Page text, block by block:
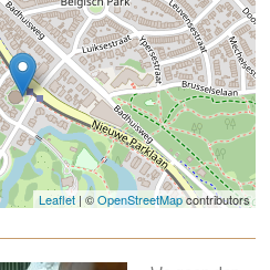
Leaflet| ©OpenStreetMapcontributors